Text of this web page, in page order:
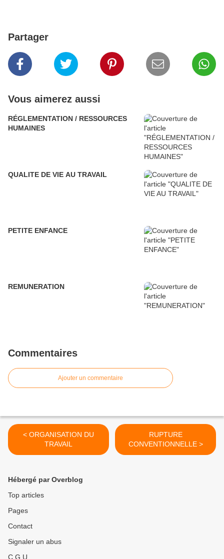
Partager
Vous aimerez aussi
RÉGLEMENTATION / RESSOURCES
HUMAINES
QUALITE DE VIE AU TRAVAIL
PETITE ENFANCE
REMUNERATION
Commentaires
Ajouter un commentaire
< ORGANISATION DU
TRAVAIL
RUPTURE
CONVENTIONNELLE >
Hébergé par Overblog
Top articles
Pages
Contact
Signaler un abus
C.G.U.